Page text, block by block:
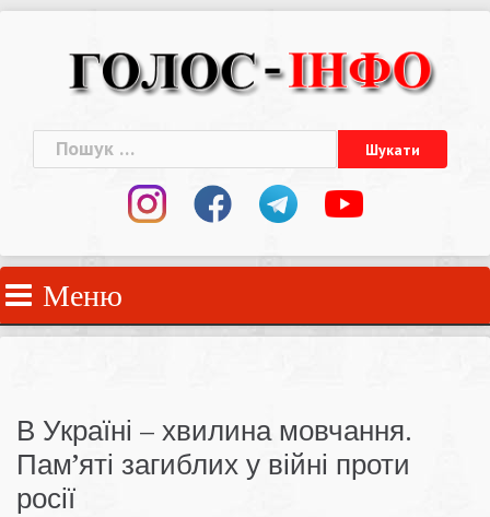
Пошук:
Меню
В Україні – хвилина мовчання.
Пам’яті загиблих у війні проти
росії